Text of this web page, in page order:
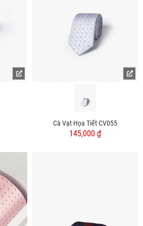
Cà Vạt Họa Tiết CV055
145,000 ₫